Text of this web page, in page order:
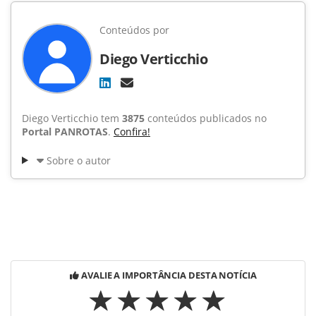
Conteúdos por
Diego Verticchio
Diego Verticchio tem 3875 conteúdos publicados no
Portal PANROTAS. Confira!
Sobre o autor
AVALIE A IMPORTÂNCIA DESTA NOTÍCIA